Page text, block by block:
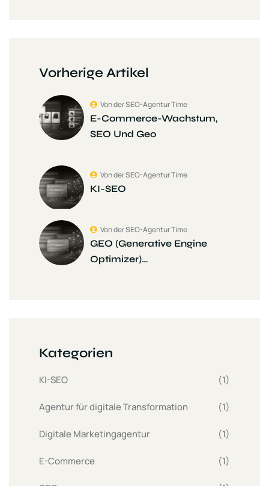
Vorherige Artikel
E-Commerce-Wachstum,
SEO Und Geo
Von der SEO-Agentur Time
KI-SEO
Von der SEO-Agentur Time
GEO (Generative Engine
Optimizer)…
Von der SEO-Agentur Time
Kategorien
KI-SEO (1)
Agentur für digitale Transformation (1)
Digitale Marketingagentur (1)
E-Commerce (1)